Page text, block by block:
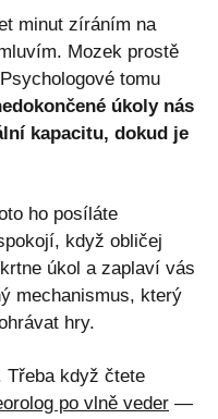
minut zíráním na
Mozek prostě
tomu
úkoly nás
kapacitu, dokud je
ho posíláte
když obličej
úkol a zaplaví vás
mechanismus, který
hry.
Třeba když čtete
po vlně veder —